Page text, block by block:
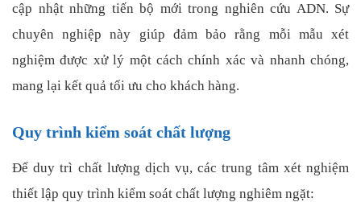
cập nhật những tiến bộ mới trong nghiên cứu ADN. Sự
chuyên nghiệp này giúp đảm bảo rằng mỗi mẫu xét
nghiệm được xử lý một cách chính xác và nhanh chóng,
mang lại kết quả tối ưu cho khách hàng.
Quy trình kiểm soát chất lượng
Để duy trì chất lượng dịch vụ, các trung tâm xét nghiệm
thiết lập quy trình kiểm soát chất lượng nghiêm ngặt: